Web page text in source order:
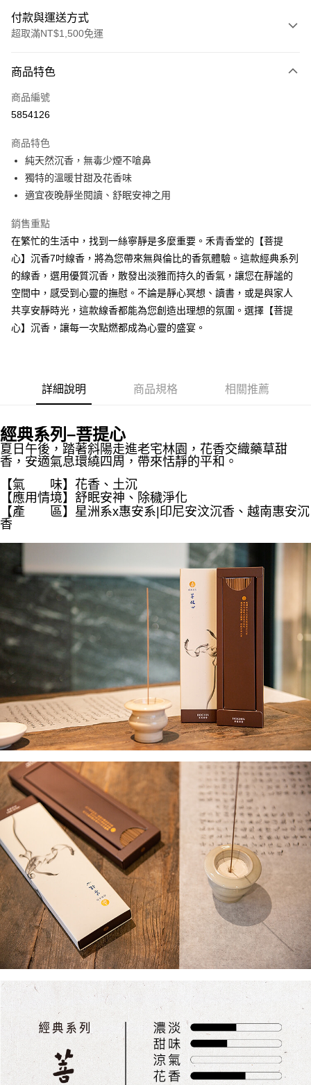
付款與運送方式
超取滿NT$1,500免運
信用卡一次付款
超商取貨付款
Apple Pay
街口支付
Google Pay
全盈+PAY
【關於「AFTEE先享後付」】
AFTEE先享後付是「在收到商品之後才付款」的支付方式。 讓您購物簡單
【「AFTEE先享後付」結帳流程】
結帳頁面，進行簡訊認證並確認金額後，即可完成結帳。
２．訂單成立數日內，您將收到繳費通知簡訊。
３．收到繳費通知簡訊後14天內，點擊此簡訊中的連結，可透過四大超商／
ATM／網路銀行／等多元方式進行付款，方視為交易完成。
※ 請注意：結帳手續完成當下不需立刻繳費，但若您需要取消訂單，請聯絡
購買商品的店家。未經商家同意取消之訂單仍視為有效，需透過AFTEE先享
後付繳納相關費用。
※ 交易是否成功請以「AFTEE先享後付 」之結帳頁面顯示為準，若有關於
客戶支援中心」https://netprotections.freshdesk.com/support/home
【注意事項】
１．透過由恩沛科技股份有限公司提供之「AFTEE先享後付」服務完成之交
易，需依本服務之必要範圍內提供個人資料，並將交易相關給付款項請求債
權轉讓予恩沛科技股份有限公司。
２．關於個人資料處理事宜，請瀏覽以下網址：
https://aftee.tw/terms/#terms3
３．未成年的使用者請事先徵得法定代理人或監護人之同意方可使用
「AFTEE先享後付」，若未經同意申辦者引起之損失，本公司不負相關責
４．使用「AFTEE先享後付」時，將依據個別帳號之用戶狀況，依本公司即
時審查核予不同之上限額度；若仍有額度不足之情形，本公司將視審查結果
請求用戶進行身份認證。
５．嚴禁一人註冊多個帳號或使用他人資訊註冊。若發現惡意使用之情形，
恩沛科技股份有限公司將有權停止該用戶之使用額度並採取法律行動。
ATM付款
運送方式
每筆NT$60，滿NT$1,500(含以上)免運費
付款後全家取貨
7-11取貨付款
每筆NT$60，滿NT$1,500(含以上)免運費
付款後7-11取貨
每筆NT$100，滿NT$1,500(含以上)免運費
離島-黑貓宅配
每筆NT$360
付款後門市自取
免運費
貨到付款
每筆NT$180，滿NT$2,500(含以上)免運費
商品特色
商品編號
5854126
商品特色
純天然沉香，無毒少煙不嗆鼻
獨特的溫暖甘甜及花香味
適宜夜晚靜坐閱讀、舒眠安神之用
銷售重點
在繁忙的生活中，找到一絲寧靜是多麼重要。禾青香堂的【菩提
心】沉香7吋線香，將為您帶來無與倫比的香氛體驗。這款經典系列
的線香，選用優質沉香，散發出淡雅而持久的香氣，讓您在靜謐的
空間中，感受到心靈的撫慰。不論是靜心冥想、讀書，或是與家人
共享安靜時光，這款線香都能為您創造出理想的氛圍。選擇【菩提
心】沉香，讓每一次點燃都成為心靈的盛宴。
詳細說明 商品規格 相關推薦
經典系列–菩提心
夏日午後， 踏著斜陽走進老宅林園， 花香交織藥草甜
香， 安適氣息環繞四周， 帶來恬靜的平和。
【氣 味】花香、土沉
【應用情境】舒眠安神、 除穢淨化
【產 區】 星洲系x惠安系|印尼安汶沉香、越南惠安沉
香